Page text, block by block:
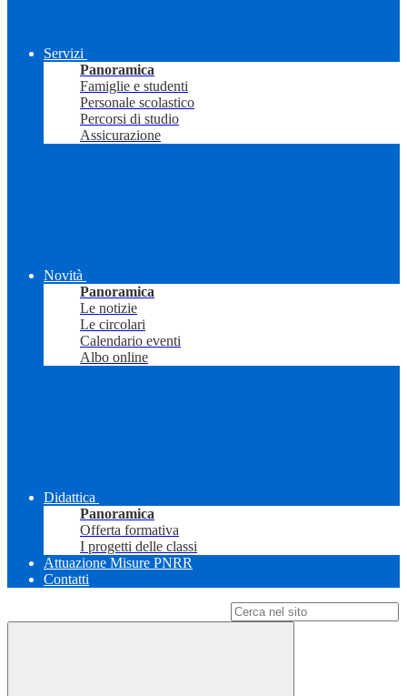
Servizi
Panoramica
Famiglie e studenti
Personale scolastico
Percorsi di studio
Assicurazione
Novità
Panoramica
Le notizie
Le circolari
Calendario eventi
Albo online
Didattica
Panoramica
Offerta formativa
I progetti delle classi
Attuazione Misure PNRR
Contatti